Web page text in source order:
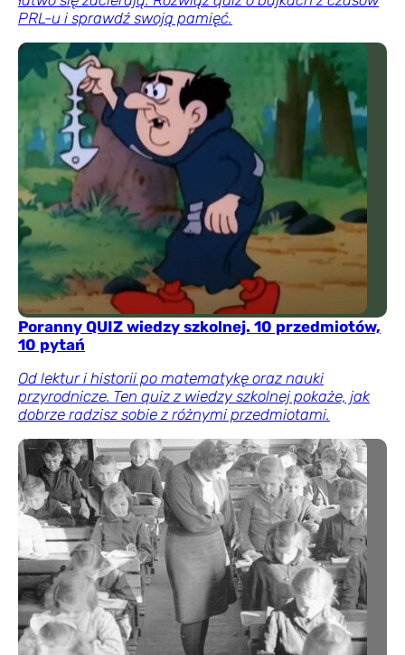
PRL-u i sprawdź swoją pamięć.
Poranny QUIZ wiedzy szkolnej. 10 przedmiotów,
10 pytań
Od lektur i historii po matematykę oraz nauki
przyrodnicze. Ten quiz z wiedzy szkolnej pokaże, jak
dobrze radzisz sobie z różnymi przedmiotami.